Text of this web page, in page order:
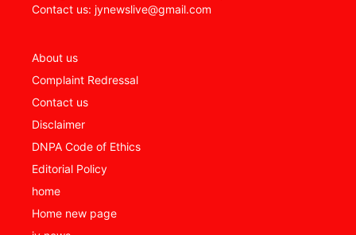
Contact us: jynewslive@gmail.com
About us
Complaint Redressal
Contact us
Disclaimer
DNPA Code of Ethics
Editorial Policy
home
Home new page